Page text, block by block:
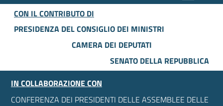
CON IL CONTRIBUTO DI
PRESIDENZA DEL CONSIGLIO DEI MINISTRI
CAMERA DEI DEPUTATI
SENATO DELLA REPUBBLICA
IN COLLABORAZIONE CON
CONFERENZA DEI PRESIDENTI DELLE ASSEMBLEE DELLE